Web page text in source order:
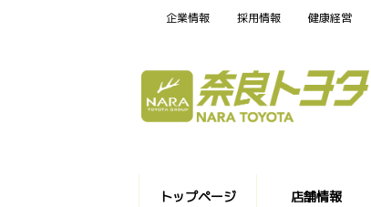
トップページ 店舗情報
企業情報 採用情報 健康経営